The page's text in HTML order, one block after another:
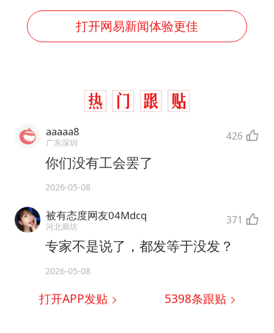
打开网易新闻体验更佳
aaaaa8
广东深圳 426
你们没有工会罢了
2026-05-08
被有态度网友04Mdcq
河北廊坊 371
专家不是说了，都发等于没发？
2026-05-08
打开APP发贴 5398条跟贴